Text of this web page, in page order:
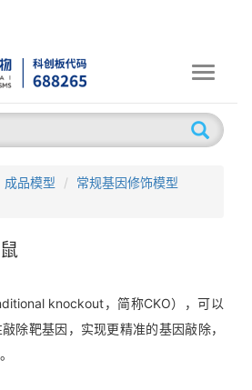
Toggle
成品模型
常规基因修饰模型
knockout，简称CKO），可以
除靶基因，实现更精准的基因敲除，